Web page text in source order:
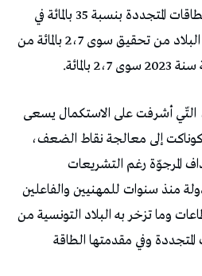
توفير الطاقة المعتمدة على الطاقات المتجددة بنسبة 35 بالمائة في
افق سنة 2030. ولم تتمكن البلاد من تحقيق سوى 2،7 بالمائة من
التّي أشرفت على الاستكمال يسعى
إلى معالجة نقاط الضعف،
المرجوّة رغم التشريعات
منذ سنوات للمهنيين والفاعلين
وما تزخر به البلاد التونسية من
وفي مقدمتها الطاقة